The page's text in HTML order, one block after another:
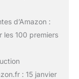
d’Amazon :
les 100 premiers
: 15 janvier